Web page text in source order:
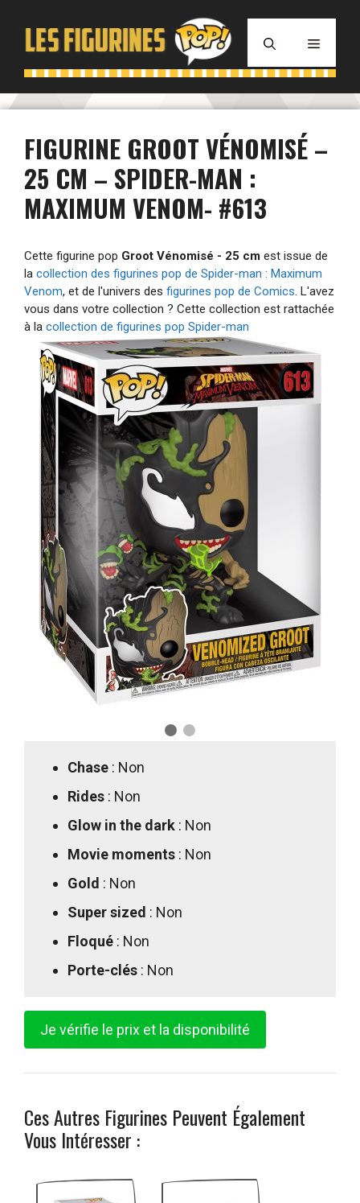
contenu
MENU
FIGURINE GROOT VÉNOMISÉ –
25 CM – SPIDER-MAN :
MAXIMUM VENOM- #613
Cette figurine pop Groot Vénomisé - 25 cm est issue de
la collection des figurines pop de Spider-man : Maximum
Venom, et de l'univers des figurines pop de Comics. L'avez
vous dans votre collection ? Cette collection est rattachée
à la collection de figurines pop Spider-man
Chase : Non
Rides : Non
Glow in the dark : Non
Movie moments : Non
Gold : Non
Super sized : Non
Floqué : Non
Porte-clés : Non
Je vérifie le prix et la disponibilité
Ces Autres Figurines Peuvent Également
Vous Intéresser :